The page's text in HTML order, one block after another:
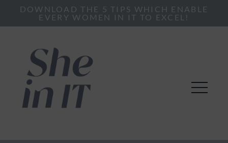
DOWNLOAD THE 5 TIPS WHICH ENABLE
EVERY WOMEN IN IT TO EXCEL!